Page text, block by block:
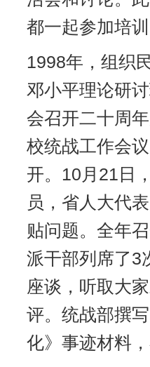
都一起参加培
1998年，组织
邓小平理论研
会召开二十周
校统战工作会
开。10月21日
员，省人大代
贴问题。全年
派干部列席了3
座谈，听取大
评。统战部撰
化》事迹材料